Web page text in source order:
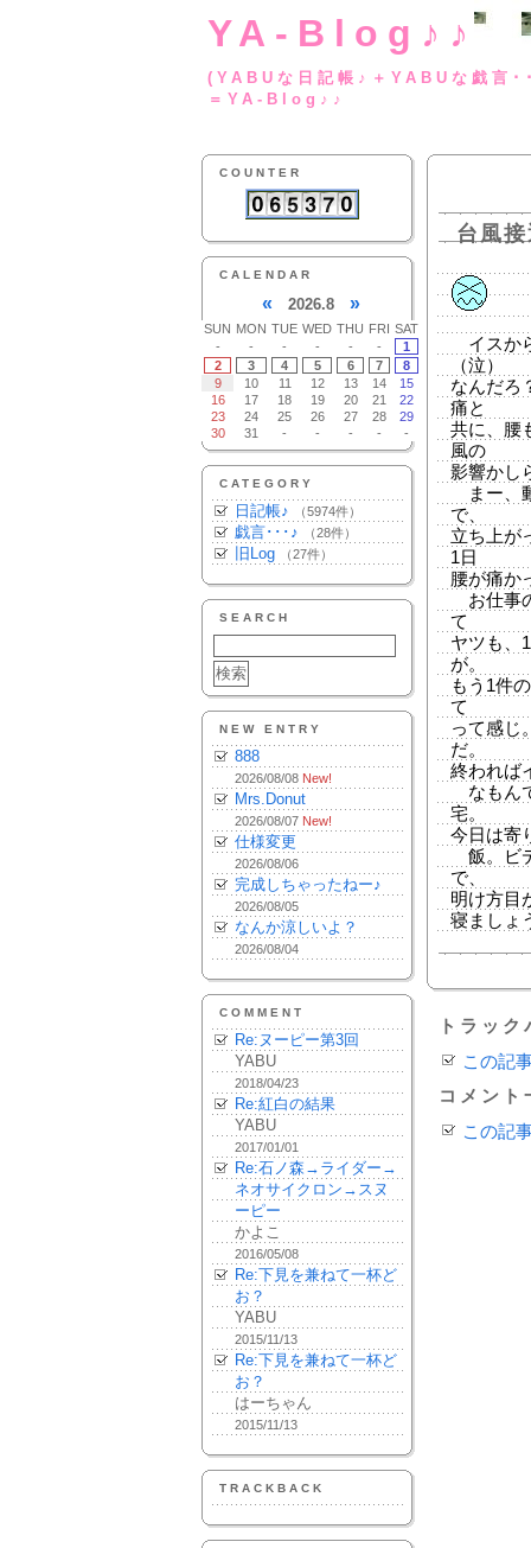
YA-Blog♪♪
(YABUな日記帳♪
＝YA-Blog♪♪
COUNTER
CALENDAR
« 2026.8 »
SUN MON TUE WED THU FRI SAT
-
- - - - -
1
2
3 4 5 6 7
8
9
10 11 12 13 14
15
16
17 18 19 20 21
22
23
24 25 26 27 28
29
30
31 - - - - -
CATEGORY
日記帳♪ （5974件）
戯言･･･♪ （28件）
旧Log （27件）
SEARCH
NEW ENTRY
888
2026/08/08 New!
Mrs.Donut
2026/08/07 New!
仕様変更
2026/08/06
完成しちゃったねー♪
2026/08/05
なんか涼しいよ？
2026/08/04
COMMENT
Re:ヌーピー第3回
YABU
2018/04/23
Re:紅白の結果
YABU
2017/01/01
Re:石ノ森→ライダー→
ネオサイクロン→スヌ
ーピー
かよこ
2016/05/08
Re:下見を兼ねて一杯ど
お？
YABU
2015/11/13
Re:下見を兼ねて一杯ど
お？
はーちゃん
2015/11/13
TRACKBACK
台風
イスか
（泣）
なんだろ
痛と
共に、腰
風の
影響かし
まー、
で、
立ち上が
1日
腰が痛か
お仕事
て
ヤツも、
が。
もう1件
て
って感じ
だ。
終われば
なもん
宅。
今日は寄
飯。ビ
で、
明け方目
寝ましょ
トラッ
この記
コメント
この記